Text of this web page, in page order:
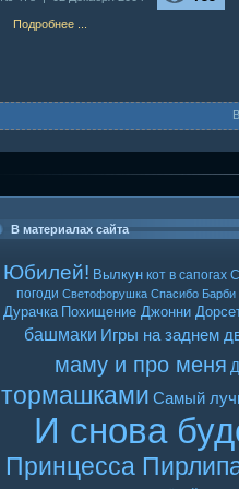
Подробнее ...
В материалах сайта
Юбилей! Вылкун кот в сапогах
погоди Светофорушка Спасибо Барби
Дурачка Похищение Джонни
башмаки Игры на заднем
маму и про меня
тормашками Самый
И снова
Принцесса